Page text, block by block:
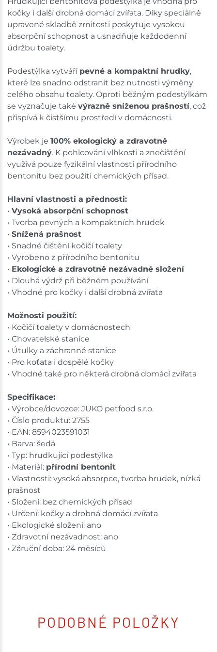
shopu.
kočky i další drobná domácí zvířata. Díky speciálně
upravené skladbě zrnitosti poskytuje vysokou
absorpční schopnost a usnadňuje každodenní
údržbu toalety.
Podestýlka vytváří pevné a kompaktní hrudky,
které lze snadno odstranit bez nutnosti výměny
celého obsahu toalety. Oproti běžným podestýlkám
se vyznačuje také výrazně sníženou prašností, což
přispívá k čistšímu prostředí v domácnosti.
Výrobek je 100% ekologický a zdravotně
nezávadný. K pohlcování vlhkosti a znečištění
využívá pouze fyzikální vlastnosti přírodního
bentonitu bez použití chemických přísad.
Hlavní vlastnosti a přednosti:
• Vysoká absorpční schopnost
• Tvorba pevných a kompaktních hrudek
• Snížená prašnost
• Snadné čištění kočičí toalety
• Vyrobeno z přírodního bentonitu
• Ekologické a zdravotně nezávadné složení
• Dlouhá výdrž při běžném používání
• Vhodné pro kočky i další drobná zvířata
Možnosti použití:
• Kočičí toalety v domácnostech
• Chovatelské stanice
• Útulky a záchranné stanice
• Pro koťata i dospělé kočky
• Vhodné také pro některá drobná domácí zvířata
Specifikace:
• Výrobce/dovozce: JUKO petfood s.r.o.
• Číslo produktu: 2755
• EAN: 8594023591031
• Barva: šedá
• Typ: hrudkující podestýlka
• Materiál: přírodní bentonit
• Vlastnosti: vysoká absorpce, tvorba hrudek, nízká
prašnost
• Složení: bez chemických přísad
• Určení: kočky a drobná domácí zvířata
• Ekologické složení: ano
• Zdravotní nezávadnost: ano
• Záruční doba: 24 měsíců
PODOBNÉ POLOŽKY